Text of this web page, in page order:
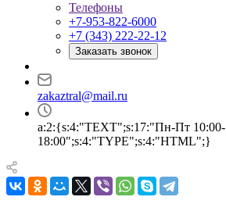
Телефоны
+7-953-822-6000
+7 (343) 222-22-12
Заказать звонок
zakaztral@mail.ru
a:2:{s:4:"TEXT";s:17:"Пн-Пт 10:00-
18:00";s:4:"TYPE";s:4:"HTML";}